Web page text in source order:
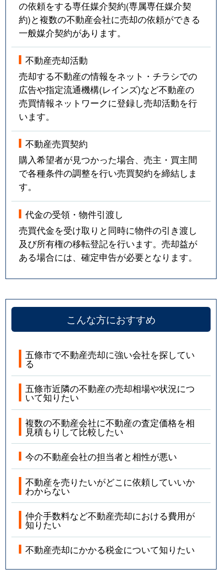
の依頼をする専任媒介契約(専属専任媒介契
約)と複数の不動産会社に売却の依頼ができる
一般媒介契約があります。
不動産売却活動
売却する不動産の情報をネット・チラシでの
広告や指定流通機構(レインズ)など不動産の
売買情報ネットワークに登録し売却活動を行
います。
不動産売買契約
購入希望者が見つかった場合、売主・買主間
で各種条件の調整を行い売買契約を締結しま
す。
代金の受領・物件引渡し
売買代金を受け取りと同時に物件の引き渡し
及び所有権の移転登記を行います。売却益が
ある場合には、確定申告が必要となります。
こんな方におすすめ
五條市で不動産売却に強い会社を探してい
る
五條市近隣の不動産の売却相場や状況につ
いて知りたい
複数の不動産会社に不動産の査定価格を相
見積もりして比較したい
今の不動産会社の担当者と相性が悪い
不動産を売りたいがどこに依頼していいか
わからない
仲介手数料など不動産売却における費用が
知りたい
不動産売却にかかる税金について知りたい